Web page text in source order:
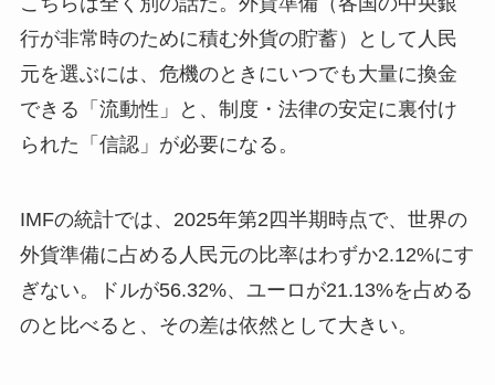
行が非常時のために積む外貨の貯蓄）として人民
元を選ぶには、危機のときにいつでも大量に換金
できる「流動性」と、制度・法律の安定に裏付け
られた「信認」が必要になる。
IMFの統計では、2025年第2四半期時点で、世界の
外貨準備に占める人民元の比率はわずか2.12%にす
ぎない。ドルが56.32%、ユーロが21.13%を占める
のと比べると、その差は依然として大きい。